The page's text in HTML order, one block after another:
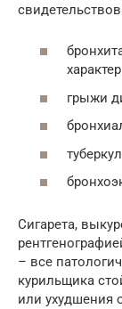
грыжи
Сигарета,
– все
курильщика
или ухудшения